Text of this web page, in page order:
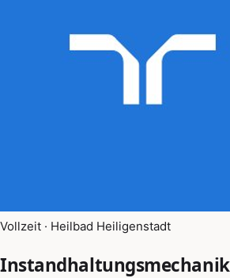
Vollzeit · Heilbad Heiligenstadt